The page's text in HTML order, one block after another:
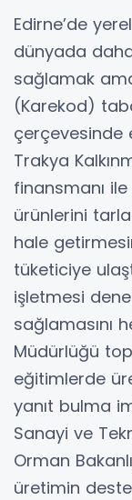
Edirne’de
dünyada
sağlamak
(Karekod)
çerçevesinde
Trakya
finansmanı
ürünlerini
hale
tüketiciye
işletmesi
sağlamasını
Müdürlüğü
eğitimlerde
yanıt bulma
Sanayi ve
Orman
üretimin